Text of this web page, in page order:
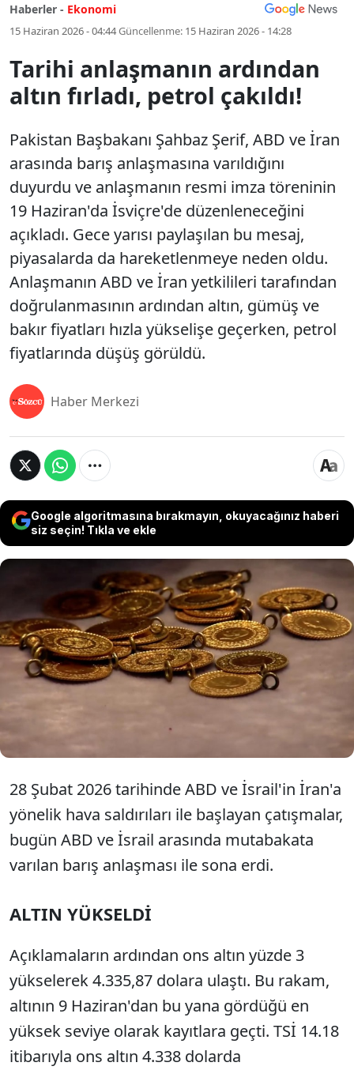
Haberler - Ekonomi
15 Haziran 2026 - 04:44Güncellenme: 15 Haziran 2026 - 14:28
Tarihi anlaşmanın ardından
altın fırladı, petrol çakıldı!
Pakistan Başbakanı Şahbaz Şerif, ABD ve İran
arasında barış anlaşmasına varıldığını
duyurdu ve anlaşmanın resmi imza töreninin
19 Haziran'da İsviçre'de düzenleneceğini
açıkladı. Gece yarısı paylaşılan bu mesaj,
piyasalarda da hareketlenmeye neden oldu.
Anlaşmanın ABD ve İran yetkilileri tarafından
doğrulanmasının ardından altın, gümüş ve
bakır fiyatları hızla yükselişe geçerken, petrol
fiyatlarında düşüş görüldü.
Haber Merkezi
Google algoritmasına bırakmayın, okuyacağınız haberi
siz seçin! Tıkla ve ekle
Pakistan Başbakanı Şahbaz Şerif, ABD ve İran
arasında barış anlaşmasına varıldığını duyurdu ve
anlaşmanın resmi imza töreninin 19 Haziran'da
İsviçre'de düzenleneceğini açıkladı. Gece yarısı
paylaşılan bu mesaj, piyasalarda da
hareketlenmeye neden oldu. Anlaşmanın ABD ve
İran yetkilileri tarafından doğrulanmasının
ardından altın, gümüş ve bakır fiyatları hızla
yükselişe geçerken, petrol fiyatlarında düşüş
görüldü.
28 Şubat 2026 tarihinde ABD ve İsrail'in İran'a
yönelik hava saldırıları ile başlayan çatışmalar,
bugün ABD ve İsrail arasında mutabakata
varılan barış anlaşması ile sona erdi.
ALTIN YÜKSELDİ
Açıklamaların ardından ons altın yüzde 3
yükselerek 4.335,87 dolara ulaştı. Bu rakam,
altının 9 Haziran'dan bu yana gördüğü en
yüksek seviye olarak kayıtlara geçti. TSİ 14.18
itibarıyla ons altın 4.338 dolarda